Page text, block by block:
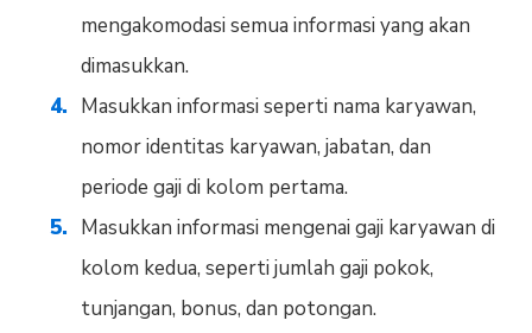
mengakomodasi semua informasi yang akan
dimasukkan.
Masukkan informasi seperti nama karyawan,
nomor identitas karyawan, jabatan, dan
periode gaji di kolom pertama.
Masukkan informasi mengenai gaji karyawan di
kolom kedua, seperti jumlah gaji pokok,
tunjangan, bonus, dan potongan.